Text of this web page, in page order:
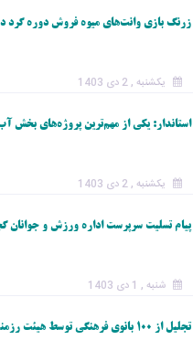
زرنگ بازی وانت‌های میوه فروش دوره گرد
یکشنبه , 2 دی 1403
استاندار: یکی از مهم‌ترین پروژه‌های
یکشنبه , 2 دی 1403
پیام تسلیت سرپرست اداره ورزش و جوانان
شنبه , 1 دی 1403
تجلیل از ۱۰۰ بانوی فرهنگی توسط هیئت رزمندگان اسلام و موکب طریق الکربلا/ تصاویر